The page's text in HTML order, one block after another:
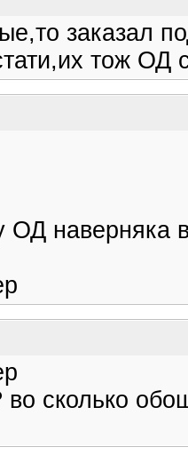
заказал
тож ОД
ОД наверняка
во сколько